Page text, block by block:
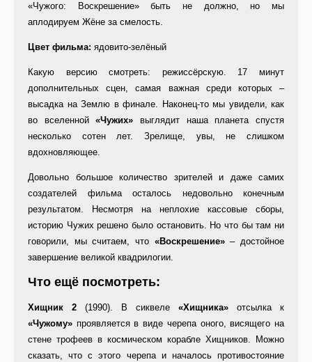
«Чужого: Воскрешение» быть не должно, но мы
аплодируем Жёне за смелость.
Цвет фильма: ядовито-зелёный
Какую версию смотреть: режиссёрскую. 17 минут
дополнительных сцен, самая важная среди которых –
высадка на Землю в финале. Наконец-то мы увидели, как
во вселенной«Чужих» выглядит наша планета спустя
несколько сотен лет. Зрелище, увы, не слишком
вдохновляющее.
Довольно большое количество зрителей и даже самих
создателей фильма осталось недовольно конечным
результатом. Несмотря на неплохие кассовые сборы,
историю Чужих решено было остановить. Но что бы там ни
говорили, мы считаем, что «Воскрешение»– достойное
завершение великой квадрилогии.
Что ещё посмотреть:
Хищник 2 (1990). В сиквеле «Хищника» отсылка к
«Чужому» проявляется в виде черепа оного, висящего на
стене трофеев в космическом корабле Хищников. Можно
сказать, что с этого черепа и началось противостояние